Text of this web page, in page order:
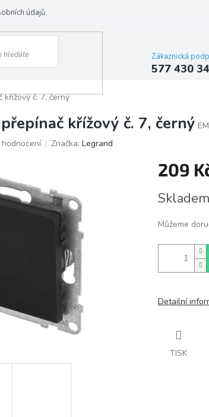
údajů
Zákaznická
577 430
křížový č. 7, černý
křížový č. 7, černý
Značka: Legrand
209
cena:
Můžeme
Detailní
TISK